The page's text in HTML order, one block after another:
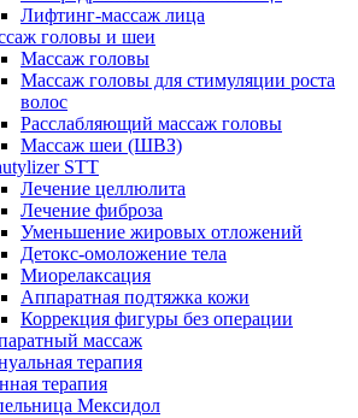
Лифтинг-массаж лица
головы и шеи
Массаж головы
Массаж головы для стимуляции роста
волос
Расслабляющий массаж головы
Массаж шеи (ШВЗ)
STT
Лечение целлюлита
Лечение фиброза
Уменьшение жировых отложений
Детокс-омоложение тела
Миорелаксация
Аппаратная подтяжка кожи
Коррекция фигуры без операции
массаж
терапия
терапия
Мексидол